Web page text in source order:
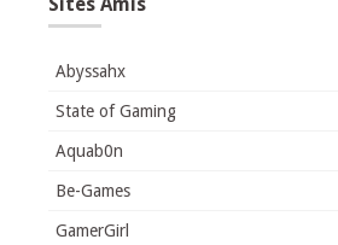
Abyssahx
State of Gaming
Aquab0n
Be-Games
GamerGirl